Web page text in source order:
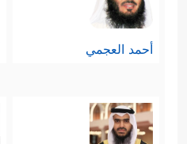
أحمد العجمي